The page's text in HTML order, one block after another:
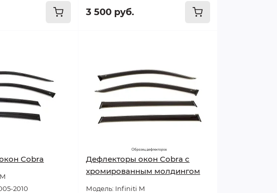
3 500 руб.
Cobra
2010
Дефлекторы окон Cobra с
хромированным молдингом
Модель: Infiniti M